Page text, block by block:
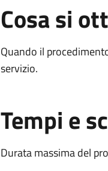
Cosa si
Quando il
servizio.
Tempi e
Durata massima del